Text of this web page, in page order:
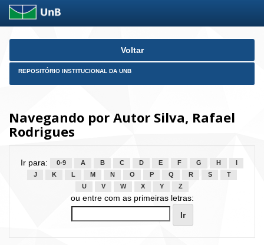
Skip
Voltar
REPOSITÓRIO INSTITUCIONAL DA UNB
Navegando por Autor Silva, Rafael
Rodrigues
Ir para: 0-9 A B C D E F G H
J
K L M N O P Q R S
T
U
V W X Y Z
ou entre com as primeiras letras: